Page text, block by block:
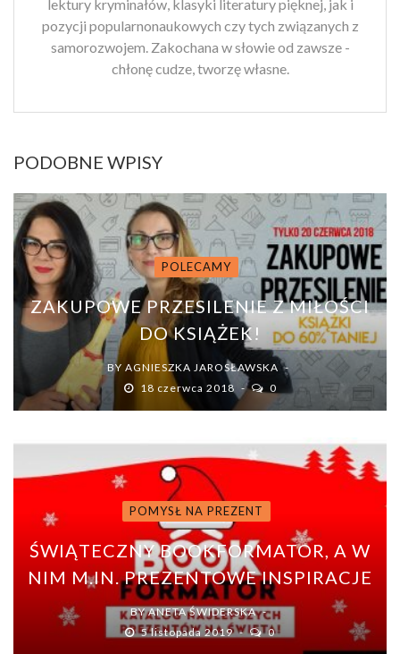
lektury kryminałów, klasyki literatury pięknej, jak i
pozycji popularnonaukowych czy tych związanych z
samorozwojem. Zakochana w słowie od zawsze -
chłonę cudze, tworzę własne.
PODOBNE WPISY
POLECAMY
ZAKUPOWE PRZESILENIE Z MIŁOŚCI
DO KSIĄŻEK!
BY AGNIESZKA JAROSŁAWSKA
18 czerwca 2018
0
POMYSŁ NA PREZENT
ŚWIĄTECZNY BOOKFORMATOR, A W
NIM M.IN. PREZENTOWE INSPIRACJE
BYANETA ŚWIDERSKA
5 listopada 2019
0